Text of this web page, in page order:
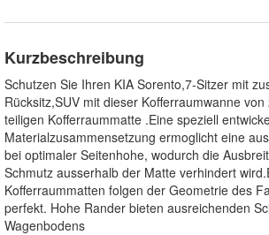
Kurzbeschreibung
Schutzen Sie Ihren KIA Sorento,7-Sitzer mit
Rücksitz,SUV mit dieser Kofferraumwanne
teiligen Kofferraummatte .Eine speziell
Materialzusammensetzung ermoglicht eine
bei optimaler Seitenhohe, wodurch die
Schmutz ausserhalb der Matte verhindert
Kofferraummatten folgen der Geometrie des
perfekt. Hohe Rander bieten ausreichenden
Wagenbodens